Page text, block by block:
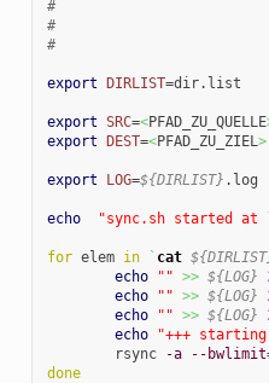
#
#
#
export DIRLIST=dir.list
export SRC=<PFAD_ZU_QUELLE
export
DEST=<PFAD_ZU_ZIEL>
export LOG=${DIRLIST} .log
echo "sync.sh started at
for elem in ` cat
echo
"" >> ${LOG}
echo
"" >> ${LOG}
echo
"" >> ${LOG}
echo
"+++
        rsync
-a --bwlimit
done